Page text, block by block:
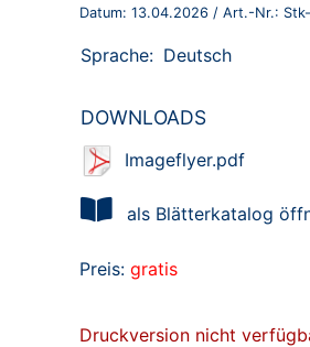
Datum: 13.04.2026 / Art.-Nr.:
Sprache: Deutsch
DOWNLOADS
Imageflyer.pdf
als Blätterkatalog
Preis: gratis
Druckversion nicht